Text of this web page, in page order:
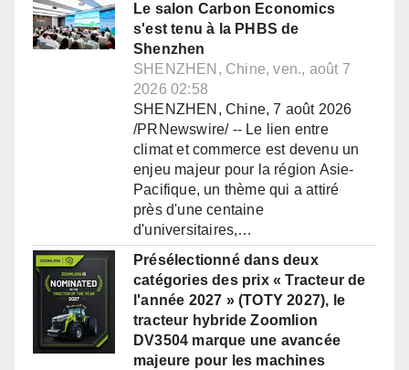
Le salon Carbon Economics
s'est tenu à la PHBS de
Shenzhen
SHENZHEN, Chine, ven., août 7
2026 02:58
SHENZHEN, Chine, 7 août 2026
/PRNewswire/ -- Le lien entre
climat et commerce est devenu un
enjeu majeur pour la région Asie-
Pacifique, un thème qui a attiré
près d'une centaine
d'universitaires,…
Présélectionné dans deux
catégories des prix « Tracteur de
l'année 2027 » (TOTY 2027), le
tracteur hybride Zoomlion
DV3504 marque une avancée
majeure pour les machines